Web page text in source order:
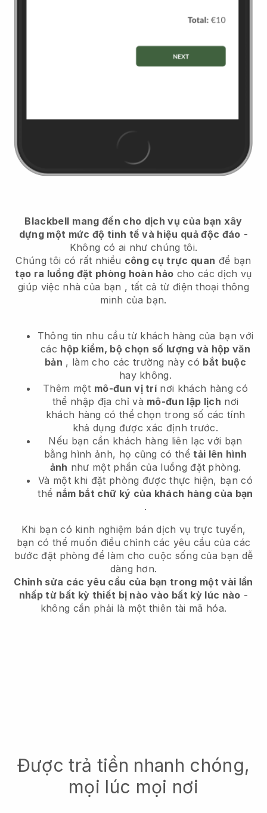
Blackbell mang đến cho dịch vụ của bạn xây
dựng một mức độ tinh tế và hiệu quả độc đáo -
Không có ai như chúng tôi.
Chúng tôi có rất nhiều công cụ trực quan để bạn
tạo ra luồng đặt phòng hoàn hảo cho các dịch vụ
giúp việc nhà của bạn , tất cả từ điện thoại thông
minh của bạn.
Thông tin nhu cầu từ khách hàng của bạn với
các hộp kiểm, bộ chọn số lượng và hộp văn
bản , làm cho các trường này có bắt buộc
hay không.
Thêm một mô-đun vị trínơi khách hàng có
thể nhập địa chỉ và mô-đun lập lịch nơi
khách hàng có thể chọn trong số các tính
khả dụng được xác định trước.
Nếu bạn cần khách hàng liên lạc với bạn
bằng hình ảnh, họ cũng có thểtải lên hình
ảnh như một phần của luồng đặt phòng.
Và một khi đặt phòng được thực hiện, bạn có
thể nắm bắt chữ ký của khách hàng của bạn
.
Khi bạn có kinh nghiệm bán dịch vụ trực tuyến,
bạn có thể muốn điều chỉnh các yêu cầu của các
bước đặt phòng để làm cho cuộc sống của bạn dễ
dàng hơn.
Chỉnh sửa các yêu cầu của bạn trong một vài lần
nhấp từ bất kỳ thiết bị nào vào bất kỳ lúc nào -
không cần phải là một thiên tài mã hóa.
Được trả tiền nhanh chóng,
mọi lúc mọi nơi